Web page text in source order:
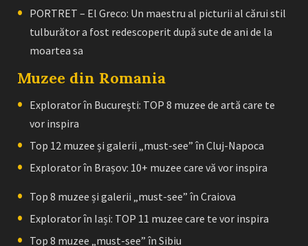
PORTRET – El Greco: Un maestru al picturii al cărui stil
tulburător a fost redescoperit după sute de ani de la
moartea sa
Muzee din Romania
Explorator în București: TOP 8 muzee de artă care te
vor inspira
Top 12 muzee și galerii „must-see” în Cluj-Napoca
Explorator în Brașov: 10+ muzee care vă vor inspira
Top 8 muzee și galerii „must-see” în Craiova
Explorator în Iași: TOP 11 muzee care te vor inspira
Top 8 muzee „must-see” în Sibiu